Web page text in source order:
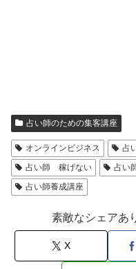
占い師のための集客講座
オンラインビジネス 占
占い師 稼げない
占い
占い師養成講座
素敵なシェアあ
X